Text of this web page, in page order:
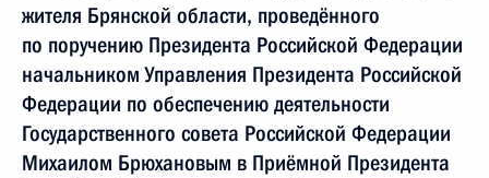
жителя Брянской области, проведённого
по поручению Президента Российской Федерации
начальником Управления Президента Российской
Федерации по обеспечению деятельности
Государственного совета Российской Федерации
Михаилом Брюхановым в Приёмной Президента